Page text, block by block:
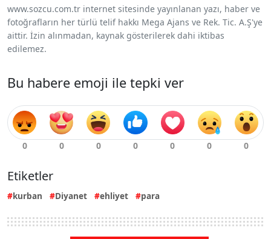
www.sozcu.com.tr internet sitesinde yayınlanan yazı, haber ve
fotoğrafların her türlü telif hakkı Mega Ajans ve Rek. Tic. A.Ş'ye
aittir. İzin alınmadan, kaynak gösterilerek dahi iktibas
edilemez.
Bu habere emoji ile tepki ver
Etiketler
kurban Diyanet ehliyet para